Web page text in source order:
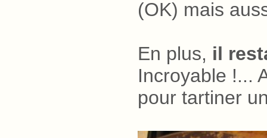
(OK) mais
En plus, il
Incroyable !...
pour tartiner